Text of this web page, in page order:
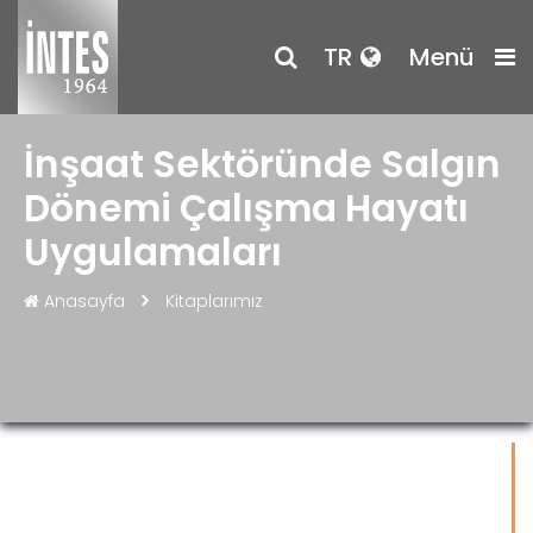
TR Menü
İnşaat Sektöründe Salgın
Dönemi Çalışma Hayatı
Uygulamaları
Anasayfa Kitaplarımız